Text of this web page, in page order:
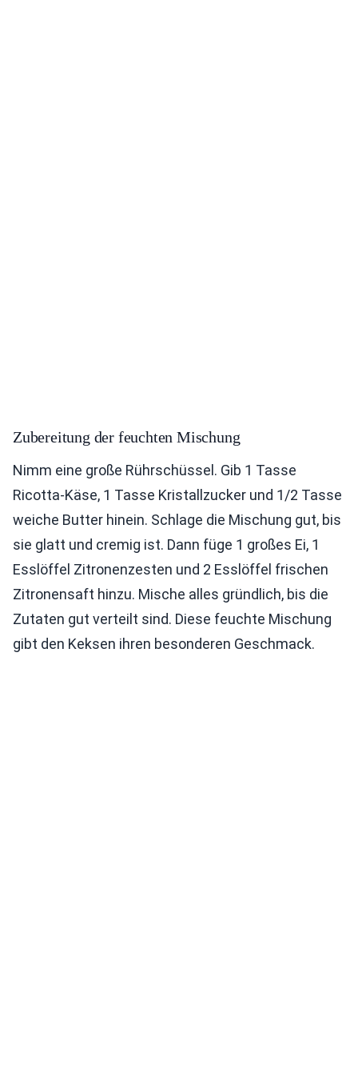
Zubereitung der feuchten Mischung
Nimm eine große Rührschüssel. Gib 1 Tasse
Ricotta-Käse, 1 Tasse Kristallzucker und 1/2 Tasse
weiche Butter hinein. Schlage die Mischung gut, bis
sie glatt und cremig ist. Dann füge 1 großes Ei, 1
Esslöffel Zitronenzesten und 2 Esslöffel frischen
Zitronensaft hinzu. Mische alles gründlich, bis die
Zutaten gut verteilt sind. Diese feuchte Mischung
gibt den Keksen ihren besonderen Geschmack.